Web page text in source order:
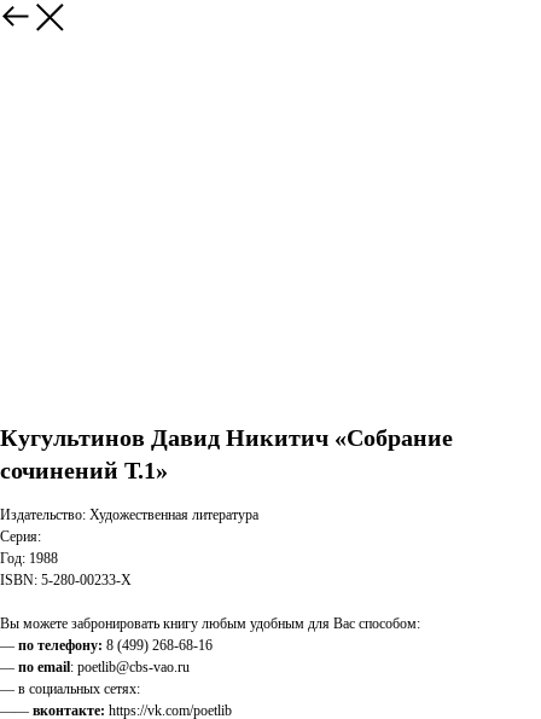
Кугультинов Давид Никитич «Собрание
сочинений Т.1»
Издательство: Художественная литература
Серия:
Год: 1988
ISBN: 5-280-00233-X
Вы можете забронировать книгу любым удобным для Вас способом:
— по телефону: 8 (499) 268-68-16
— по email: poetlib@cbs-vao.ru
— в социальных сетях:
—— вконтакте: https://vk.com/poetlib